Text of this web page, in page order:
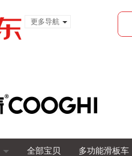
更多导航
全部宝贝 多功能滑板车